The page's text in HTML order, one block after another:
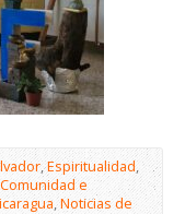
,Espiritualidad,
e
,Noticias de